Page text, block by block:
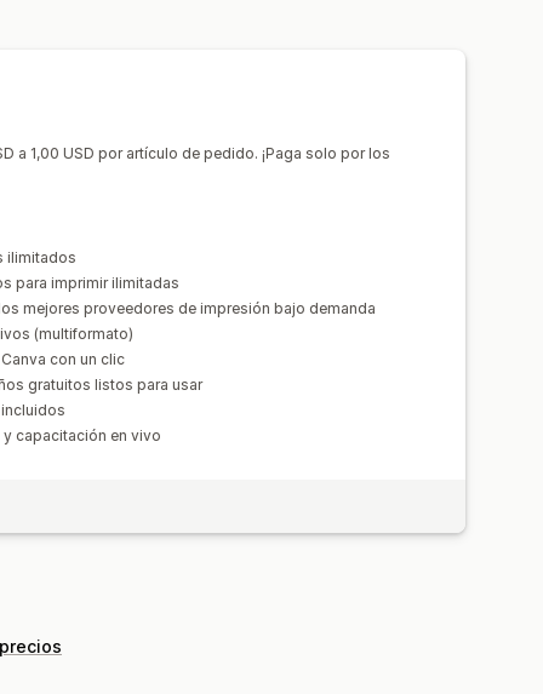
a 1,00 USD por artículo de pedido. ¡Paga solo por los
ilimitados
para imprimir ilimitadas
mejores proveedores de impresión bajo demanda
(multiformato)
con un clic
gratuitos listos para usar
capacitación en vivo